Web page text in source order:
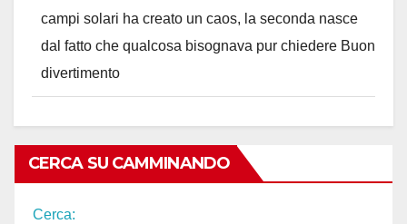
campi solari ha creato un caos, la seconda nasce
dal fatto che qualcosa bisognava pur chiedere Buon
divertimento
CERCA SU CAMMINANDO
Cerca: